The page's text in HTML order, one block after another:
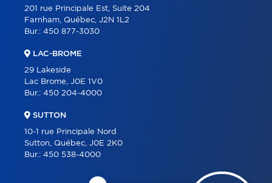
201 rue Principale Est, Suite 204
Farnham, Québec, J2N 1L2
Bur.: 450 877-3030
LAC-BROME
29 Lakeside
Lac Brome, J0E 1V0
Bur.: 450 204-4000
SUTTON
10-1 rue Principale Nord
Sutton, Québec, J0E 2K0
Bur.: 450 538-4000